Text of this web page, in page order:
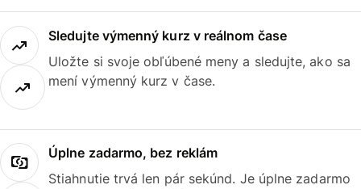
Sledujte výmenný kurz v reálnom čase
Uložte si svoje obľúbené meny a sledujte, ako sa
mení výmenný kurz v čase.
Úplne zadarmo, bez reklám
Stiahnutie trvá len pár sekúnd. Je úplne zadarmo